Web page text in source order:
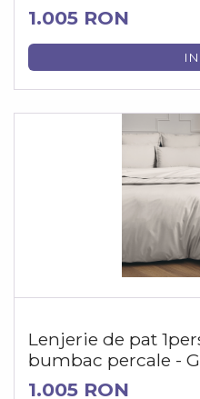
1.005 RON
Lenjerie de pat
bumbac percale -
1.005 RON